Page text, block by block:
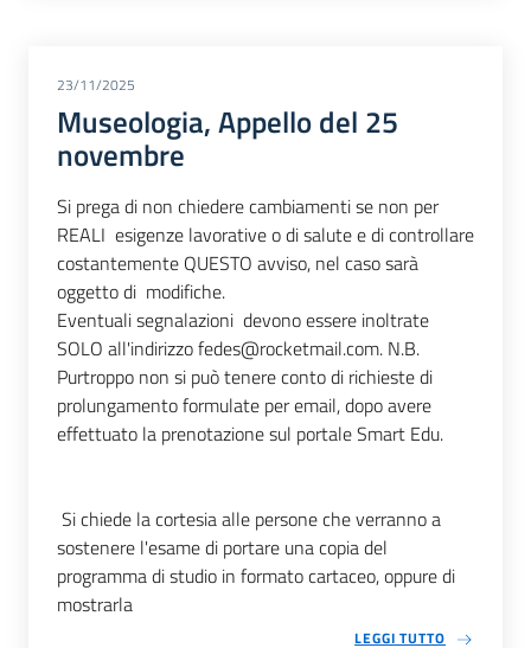
23/11/2025
Museologia, Appello del 25
novembre
Si prega di non chiedere cambiamenti se non per
REALI esigenze lavorative o di salute e di controllare
costantemente QUESTO avviso, nel caso sarà
oggetto di modifiche.
Eventuali segnalazioni devono essere inoltrate
SOLO all'indirizzo fedes@rocketmail.com. N.B.
Purtroppo non si può tenere conto di richieste di
prolungamento formulate per email, dopo avere
effettuato la prenotazione sul portale Smart Edu.
Si chiede la cortesia alle persone che verranno a
sostenere l'esame di portare una copia del
programma di studio in formato cartaceo, oppure di
mostrarla
LEGGI TUTTO